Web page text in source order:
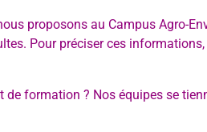
proposons au Campus Agro-
Pour préciser ces
formation ? Nos équipes se